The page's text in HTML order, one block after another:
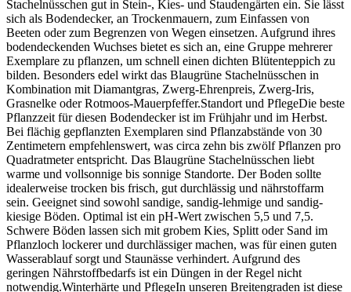
Stachelnüsschen gut in Stein-, Kies- und Staudengärten ein. Sie lässt
sich als Bodendecker, an Trockenmauern, zum Einfassen von
Beeten oder zum Begrenzen von Wegen einsetzen. Aufgrund ihres
bodendeckenden Wuchses bietet es sich an, eine Gruppe mehrerer
Exemplare zu pflanzen, um schnell einen dichten Blütenteppich zu
bilden. Besonders edel wirkt das Blaugrüne Stachelnüsschen in
Kombination mit Diamantgras, Zwerg-Ehrenpreis, Zwerg-Iris,
Grasnelke oder Rotmoos-Mauerpfeffer.Standort und PflegeDie beste
Pflanzzeit für diesen Bodendecker ist im Frühjahr und im Herbst.
Bei flächig gepflanzten Exemplaren sind Pflanzabstände von 30
Zentimetern empfehlenswert, was circa zehn bis zwölf Pflanzen pro
Quadratmeter entspricht. Das Blaugrüne Stachelnüsschen liebt
warme und vollsonnige bis sonnige Standorte. Der Boden sollte
idealerweise trocken bis frisch, gut durchlässig und nährstoffarm
sein. Geeignet sind sowohl sandige, sandig-lehmige und sandig-
kiesige Böden. Optimal ist ein pH-Wert zwischen 5,5 und 7,5.
Schwere Böden lassen sich mit grobem Kies, Splitt oder Sand im
Pflanzloch lockerer und durchlässiger machen, was für einen guten
Wasserablauf sorgt und Staunässe verhindert. Aufgrund des
geringen Nährstoffbedarfs ist ein Düngen in der Regel nicht
notwendig.Winterhärte und PflegeIn unseren Breitengraden ist diese